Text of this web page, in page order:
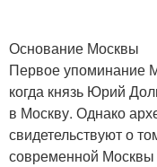
Основание Москвы
Первое упоминание
когда князь Юрий
в Москву. Однако
свидетельствуют о
современной